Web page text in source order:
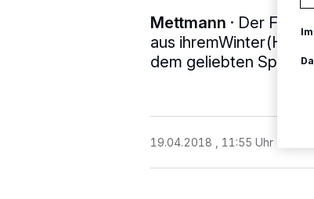
Mettmann · Der
aus
dem geliebten Sport
19.04.2018 , 11:55 Uhr